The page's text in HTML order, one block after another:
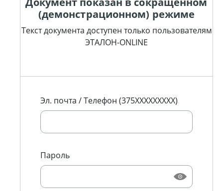
(демонстрационном) режиме
Текст документа доступен только пользователям
ЭТАЛОН-ONLINE
Эл. почта / Телефон (375XXXXXXXXX)
Пароль